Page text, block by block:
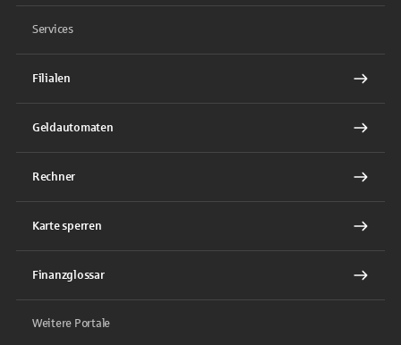
Services
Filialen
Geldautomaten
Rechner
Karte sperren
Finanzglossar
Weitere Portale